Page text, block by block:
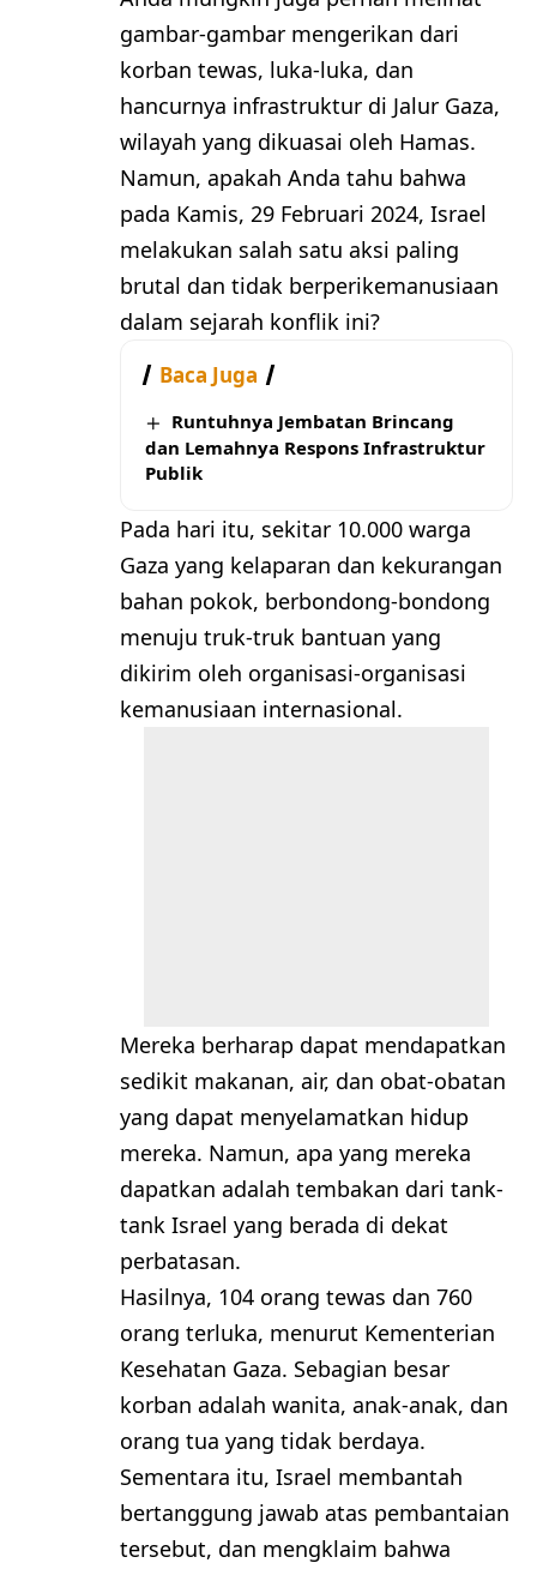
gambar-gambar mengerikan dari
korban tewas, luka-luka, dan
hancurnya infrastruktur di Jalur Gaza,
wilayah yang dikuasai oleh Hamas.
Namun, apakah Anda tahu bahwa
pada Kamis, 29 Februari 2024, Israel
melakukan salah satu aksi paling
brutal dan tidak berperikemanusiaan
dalam sejarah konflik ini?
Baca Juga
Runtuhnya Jembatan Brincang
dan Lemahnya Respons Infrastruktur
Publik
Pada hari itu, sekitar 10.000 warga
Gaza yang kelaparan dan kekurangan
bahan pokok, berbondong-bondong
menuju truk-truk bantuan yang
dikirim oleh organisasi-organisasi
kemanusiaan internasional.
Mereka berharap dapat mendapatkan
sedikit makanan, air, dan obat-obatan
yang dapat menyelamatkan hidup
mereka. Namun, apa yang mereka
dapatkan adalah tembakan dari tank-
tank Israel yang berada di dekat
perbatasan.
Hasilnya, 104 orang tewas dan 760
orang terluka, menurut Kementerian
Kesehatan Gaza. Sebagian besar
korban adalah wanita, anak-anak, dan
orang tua yang tidak berdaya.
Sementara itu, Israel membantah
bertanggung jawab atas pembantaian
tersebut, dan mengklaim bahwa